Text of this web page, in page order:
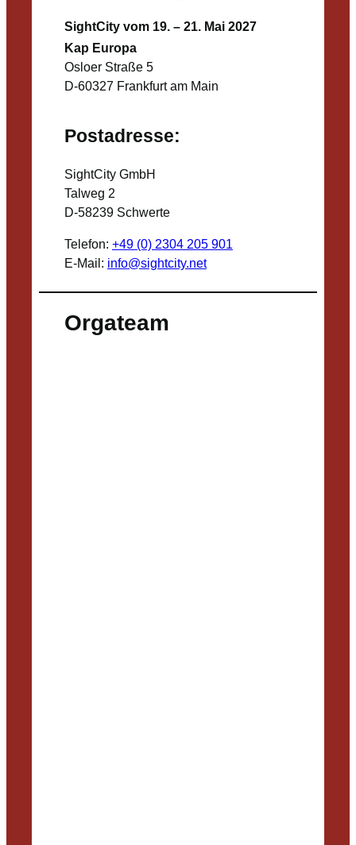
SightCity vom 19. – 21. Mai 2027
Kap Europa
Osloer Straße 5
D-60327 Frankfurt am Main
Postadresse:
SightCity GmbH
Talweg 2
D-58239 Schwerte
Telefon: +49 (0) 2304 205 901
E-Mail: info@sightcity.net
Orgateam